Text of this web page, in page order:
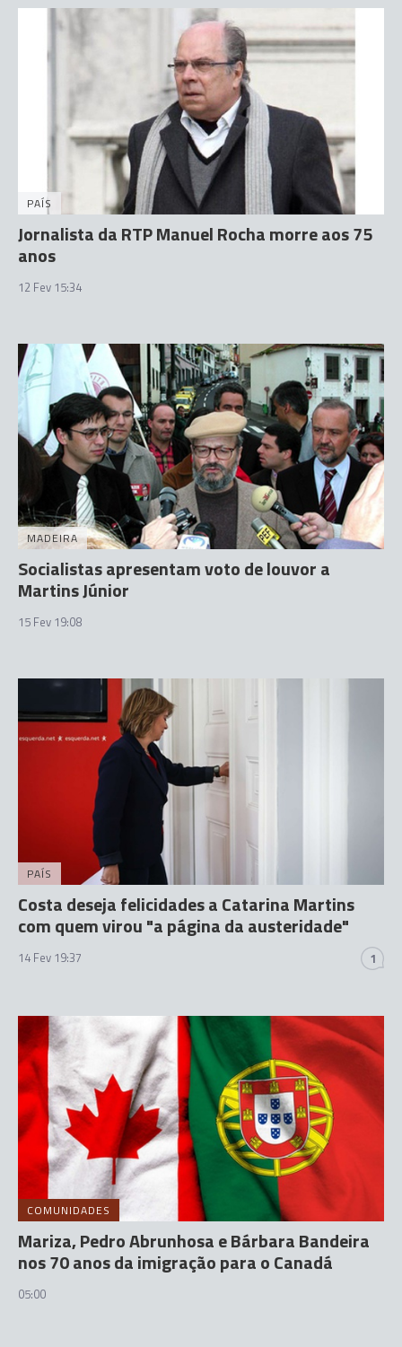
PAÍS
Jornalista da RTP Manuel Rocha morre aos 75
anos
12 Fev 15:34
MADEIRA
Socialistas apresentam voto de louvor a
Martins Júnior
15 Fev 19:08
PAÍS
Costa deseja felicidades a Catarina Martins
com quem virou "a página da austeridade"
14 Fev 19:37 1
COMUNIDADES
Mariza, Pedro Abrunhosa e Bárbara Bandeira
nos 70 anos da imigração para o Canadá
05:00